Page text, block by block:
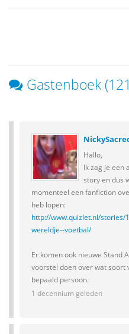
Gastenboek
Hallo,
Ik zag je een
story en dus
momenteel een fanfiction
heb lopen:
http://www.quizlet.nl/stories/
wereldje--voetbal/
Er komen ook nieuwe Stand
voorstel doen over wat
bepaald persoon.
1 decennium geleden